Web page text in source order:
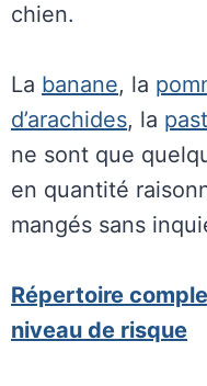
chien.
La banane, la
d’arachides, la
ne sont que
en quantité
mangés sans
Répertoire
niveau de risque